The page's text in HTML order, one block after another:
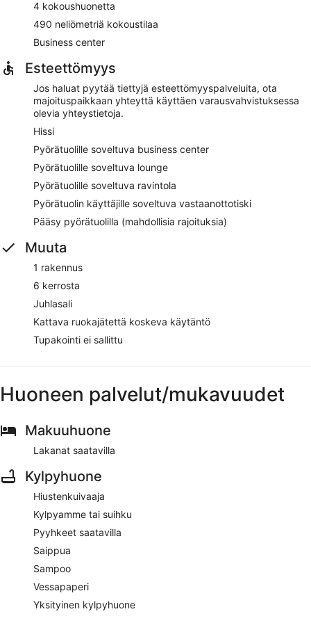
4 kokoushuonetta
490 neliömetriä kokoustilaa
Business center
Esteettömyys
Jos haluat pyytää tiettyjä esteettömyyspalveluita, ota
majoituspaikkaan yhteyttä käyttäen varausvahvistuksessa
olevia yhteystietoja.
Hissi
Pyörätuolille soveltuva business center
Pyörätuolille soveltuva lounge
Pyörätuolille soveltuva ravintola
Pyörätuolin käyttäjille soveltuva vastaanottotiski
Pääsy pyörätuolilla (mahdollisia rajoituksia)
Muuta
1 rakennus
6 kerrosta
Juhlasali
Kattava ruokajätettä koskeva käytäntö
Tupakointi ei sallittu
Huoneen palvelut/mukavuudet
Makuuhuone
Lakanat saatavilla
Kylpyhuone
Hiustenkuivaaja
Kylpyamme tai suihku
Pyyhkeet saatavilla
Saippua
Sampoo
Vessapaperi
Yksityinen kylpyhuone